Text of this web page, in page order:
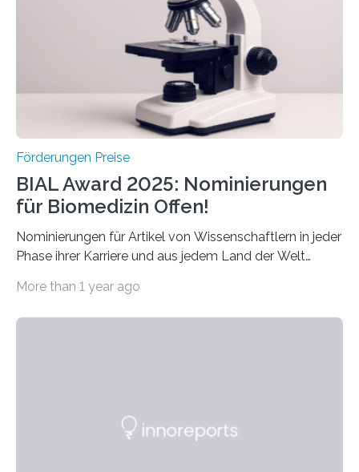
Preis aus. Er richtet sich gezielt an jüngere
Forscherinnen und Forscher unter 40 Jahren. Geehrt
werden soll eine herausragende Doktorarbeit oder eine
hochrangige wissenschaftliche Publikation zum Thema
Förderungen Preise
BIAL Award 2025: Nominierungen
für Biomedizin Offen!
Nominierungen für Artikel von Wissenschaftlern in jeder
Phase ihrer Karriere und aus jedem Land der Welt
Leben gerufen, um die bemerkenswertesten
Foundation, des BIAL Award in Biomedicine ist in
More than 1 year ago